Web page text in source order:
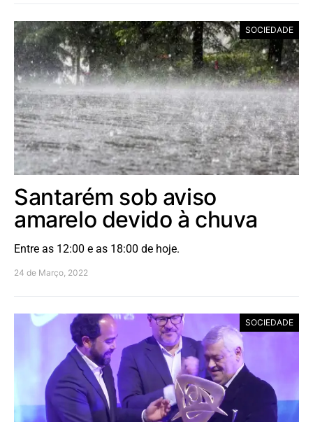
SOCIEDADE
Santarém sob aviso
amarelo devido à chuva
Entre as 12:00 e as 18:00 de hoje.
24 de Março, 2022
SOCIEDADE